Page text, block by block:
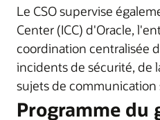
Le CSO supervise
Center (ICC) d'Oracle,
coordination centralisée
incidents de sécurité, de
sujets de communication
Programme du